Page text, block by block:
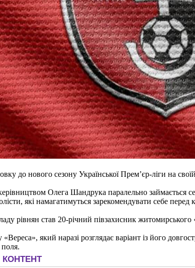
до нового сезону Української Прем’єр-ліги на
Олега Шандрука паралельно займається
які намагатимуться зарекомендувати себе перед
рівнян став 20-річний півзахисник
який наразі розглядає варіант із його
поля.